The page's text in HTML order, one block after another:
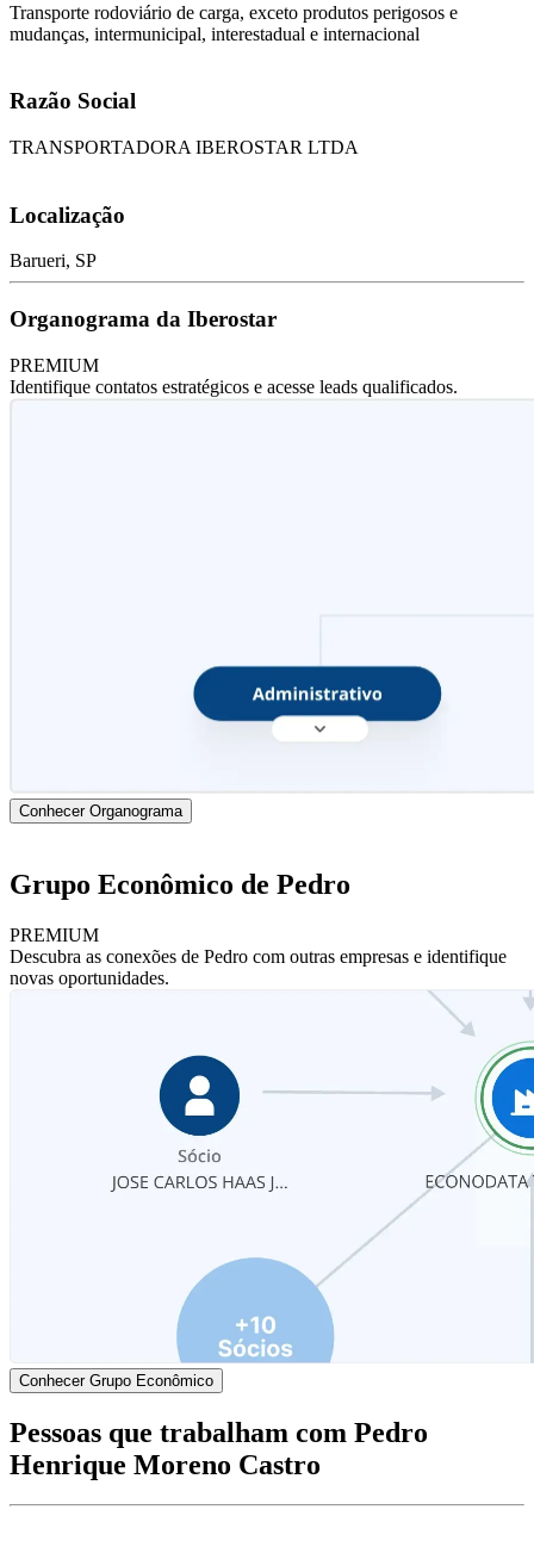
Transporte rodoviário de carga, exceto produtos perigosos e
mudanças, intermunicipal, interestadual e internacional
Razão Social
TRANSPORTADORA IBEROSTAR LTDA
Localização
Barueri, SP
Organograma da Iberostar
PREMIUM
Identifique contatos estratégicos e acesse leads qualificados.
Conhecer Organograma
Grupo Econômico de Pedro
PREMIUM
Descubra as conexões de Pedro com outras empresas e identifique
novas oportunidades.
Conhecer Grupo Econômico
Pessoas que trabalham com Pedro
Henrique Moreno Castro